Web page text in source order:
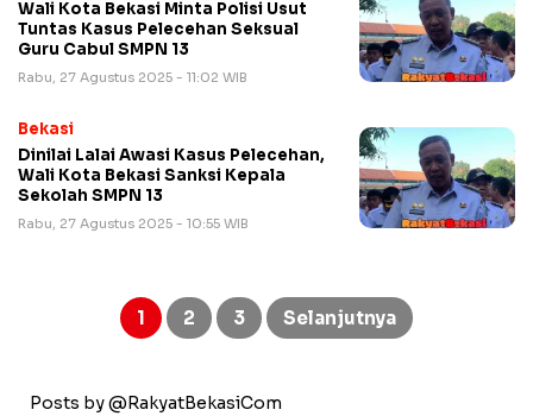
Wali Kota Bekasi Minta Polisi Usut
Tuntas Kasus Pelecehan Seksual
Guru Cabul SMPN 13
Rabu, 27 Agustus 2025 - 11:02 WIB
Bekasi
Dinilai Lalai Awasi Kasus Pelecehan,
Wali Kota Bekasi Sanksi Kepala
Sekolah SMPN 13
Rabu, 27 Agustus 2025 - 10:55 WIB
Paginasi
1 2 3 Selanjutnya
Posts by @RakyatBekasiCom